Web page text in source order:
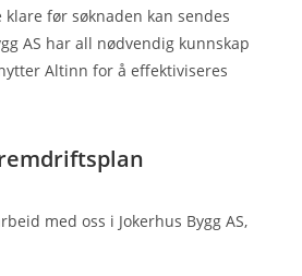
før søknaden kan sendes
AS har all nødvendig kunnskap
Altinn for å effektiviseres
med oss i Jokerhus Bygg AS,